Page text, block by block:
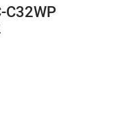
C32WP